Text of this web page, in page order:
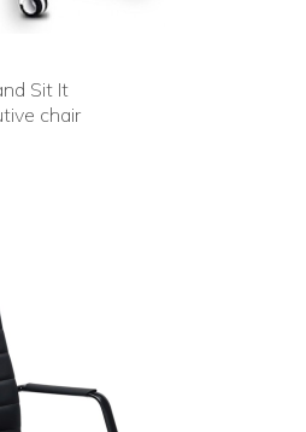
Sit It
chair